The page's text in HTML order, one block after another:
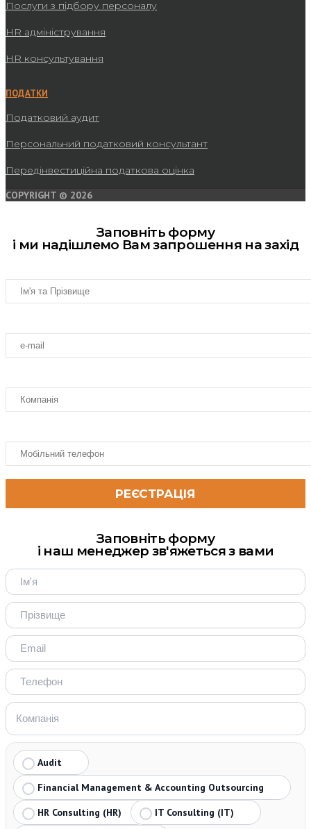
Послуги з підбору персоналу
HR адміністрування
HR консультування
ПОДАТКИ
Податковий аудит
Персональний податковий консультант
Передінвестиційна податкова оцінка
COPYRIGHT © 2026
Заповніть форму
і ми надішлемо Вам запрошення на захід
Заповніть форму
і наш менеджер зв'яжеться з вами
Audit
Financial Management & Accounting Outsourcing
HR Consulting (HR)
IT Consulting (IT)